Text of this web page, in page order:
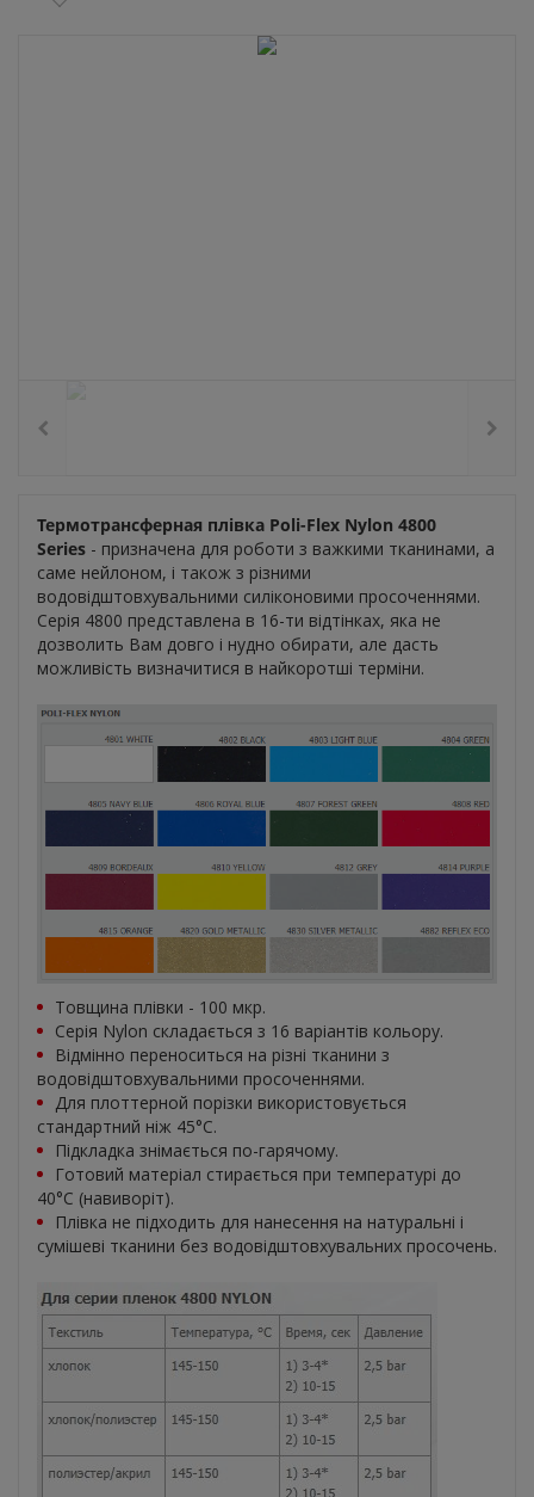
Термотрансферная плівка Poli-Flex Nylon 4800
Series - призначена для роботи з важкими тканинами, а
саме нейлоном, і також з різними
водовідштовхувальними силіконовими просоченнями.
Серія 4800 представлена в 16-ти відтінках, яка не
дозволить Вам довго і нудно обирати, але дасть
можливість визначитися в найкоротші терміни.
Товщина плівки - 100 мкр.
Серія Nylon складається з 16 варіантів кольору.
Відмінно переноситься на різні тканини з
водовідштовхувальними просоченнями.
Для плоттерной порізки використовується
стандартний ніж 45°С.
Підкладка знімається по-гарячому.
Готовий матеріал стирається при температурі до
40°С (навиворіт).
Плівка не підходить для нанесення на натуральні і
сумішеві тканини без водовідштовхувальних просочень.